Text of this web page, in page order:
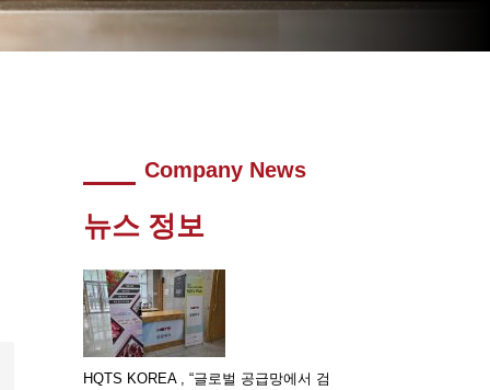
Company News
뉴스 정보
HQTS KOREA , “글로벌 공급망에서 검